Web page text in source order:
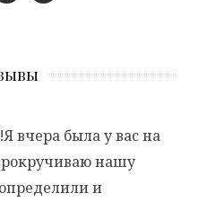
вчера была у вас на
нашу
и